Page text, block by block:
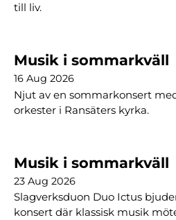
till liv.
Musik i sommarkväll
16 Aug 2026
Njut av en sommarkonsert
orkester i Ransäters kyrka.
Musik i sommarkväll
23 Aug 2026
Slagverksduon Duo Ictus
konsert där klassisk musik